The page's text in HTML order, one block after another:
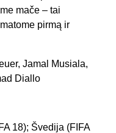
mače – tai
pirmą ir
Jamal Musiala,
Diallo
18); Švedija (FIFA